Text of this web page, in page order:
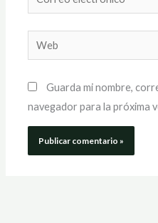
electrónico*
Web
Guarda mi nombre,
navegador para la próxima